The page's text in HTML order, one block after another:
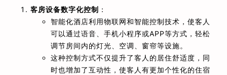
客房设备数字化控制 ：
智能化酒店利用物联网和智能控制技术，使客人
可以通过语音、手机小程序或APP等方式，轻松
调节房间内的灯光、空调、窗帘等设施。
这种控制方式不仅提升了客人的居住舒适度，同
时也增加了互动性，使客人有更加个性化的住宿